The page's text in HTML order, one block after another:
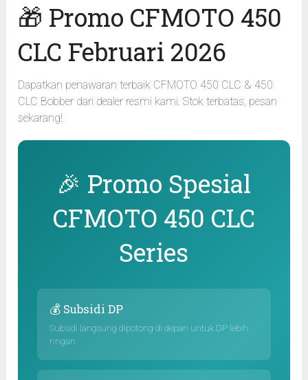
🎁 Promo CFMOTO 450
CLC Februari 2026
Dapatkan penawaran terbaik CFMOTO 450 CLC & 450
CLC Bobber dari dealer resmi kami. Stok terbatas, pesan
sekarang!
🎉 Promo Spesial
CFMOTO 450 CLC
Series
💰 Subsidi DP
Subsidi langsung dipotong di depan untuk DP lebih
ringan